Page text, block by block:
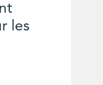
les